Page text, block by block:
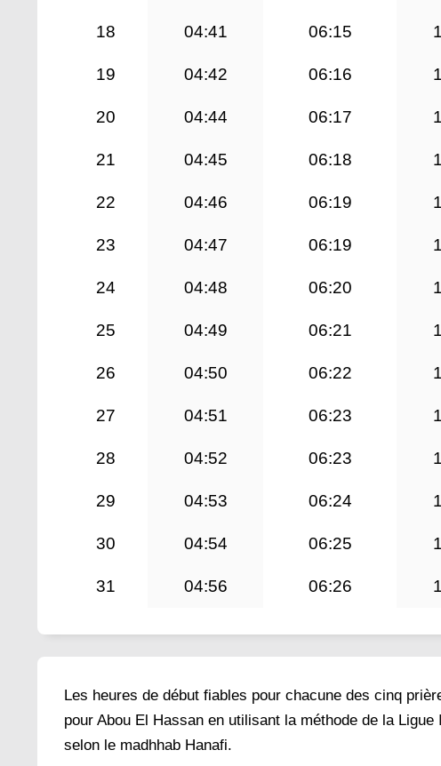
18 04:41 06:15
19 04:42 06:16
20 04:44 06:17
21 04:45 06:18
22 04:46 06:19
23 04:47 06:19
24 04:48 06:20
25 04:49 06:21
26 04:50 06:22
27 04:51 06:23
28 04:52 06:23
29 04:53 06:24
30 04:54 06:25
31 04:56 06:26
Les heures de début fiables pour chacune des cinq
pour Abou El Hassan en utilisant la méthode de la
selon le madhhab Hanafi.